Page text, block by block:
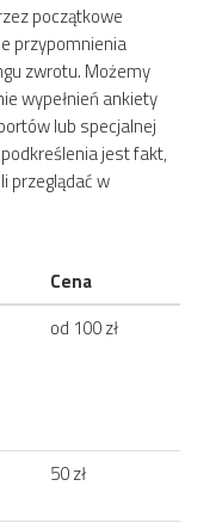
początkowe
przypomnienia
zwrotu. Możemy
wypełnień ankiety
lub specjalnej
jest fakt,
przeglądać w
Cena
od 100 zł
50 zł